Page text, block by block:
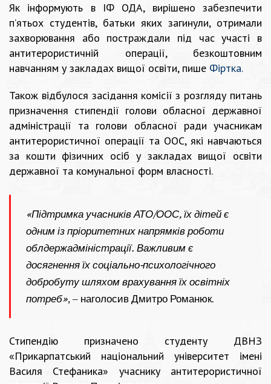
Як інформують в ІФ ОДА, вирішено забезпечити
п’ятьох студентів, батьки яких загинули, отримали
захворювання або постраждали під час участі в
антитерористичній операції, безкоштовним
навчанням у закладах вищої освіти, пише Фіртка.
Також відбулося засідання комісії з розгляду питань
призначення стипендії голови обласної державної
адміністрації та голови обласної ради учасникам
антитерористичної операції та ООС, які навчаються
за кошти фізичних осіб у закладах вищої освіти
державної та комунальної форм власності.
«Підтримка учасників АТО/ООС, їх дітей є
одним із пріоритетних напрямків роботи
облдержадміністрації. Важливим є
досягнення їх соціально-психологічного
добробуту шляхом врахування їх освітніх
потреб», – наголосив Дмитро Романюк.
Стипендію призначено студенту ДВНЗ
«Прикарпатський національний університет імені
Василя Стефаника» учаснику антитерористичної